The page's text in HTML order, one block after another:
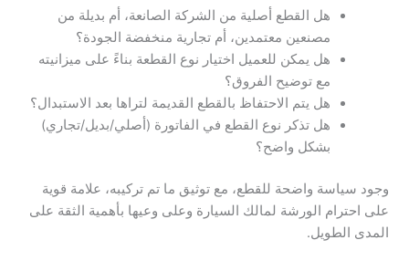
هل القطع أصلية من الشركة الصانعة، أم بديلة من
مصنعين معتمدين، أم تجارية منخفضة الجودة؟
هل يمكن للعميل اختيار نوع القطعة بناءً على ميزانيته
مع توضيح الفروق؟
هل يتم الاحتفاظ بالقطع القديمة لتراها بعد الاستبدال؟
هل تذكر نوع القطع في الفاتورة (أصلي/بديل/تجاري)
بشكل واضح؟
وجود سياسة واضحة للقطع، مع توثيق ما تم تركيبه، علامة قوية
على احترام الورشة لمالك السيارة وعلى وعيها بأهمية الثقة على
المدى الطويل.